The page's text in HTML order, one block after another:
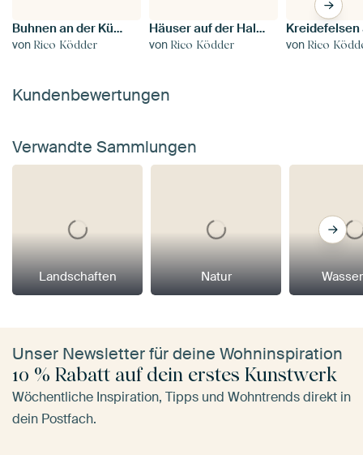
Buhnen an der Küste der Ostsee
von Rico Ködder
Häuser auf der Hallig Hooge in der Nordsee
von Rico Ködder von Rico
Kundenbewertungen
Verwandte Sammlungen
Landschaften Natur
Unser Newsletter für deine Wohninspiration
10 % Rabatt auf dein erstes Kunstwerk
Wöchentliche Inspiration, Tipps und Wohntrends direkt in
dein Postfach.